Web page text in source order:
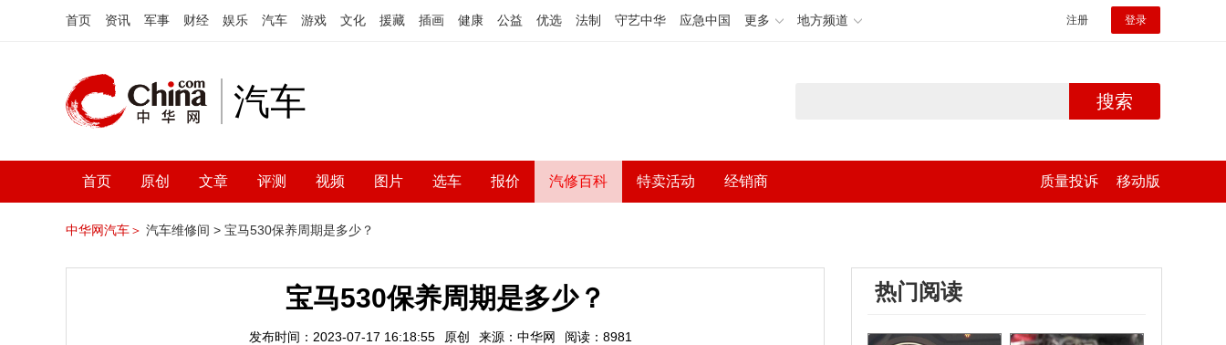
首页 资讯 军事 财经 娱乐 汽车 游戏 文化 援藏 插画 健康 公益 优选 法制 守艺中华 应急中国 更多 地方频道 注册 登录
汽车 搜索
首页 原创 文章 评测 视频 图片 选车 报价 汽修百科 特卖活动 经销商 质量投诉 移动版
中华网汽车＞ 汽车维修间 > 宝马530保养周期是多少？
宝马530保养周期是多少？
发布时间：2023-07-17 16:18:55 原创 来源：中华网 阅读：8981
热门阅读